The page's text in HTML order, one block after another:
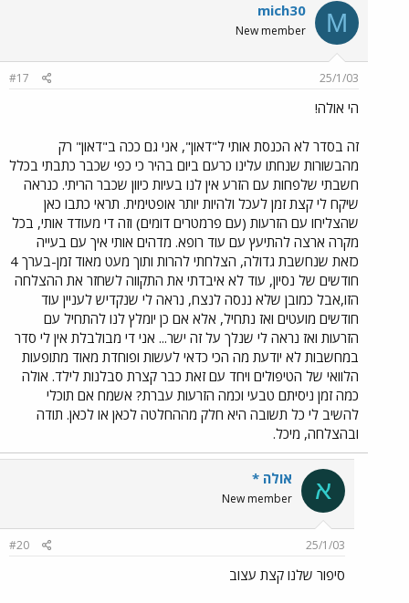
M
mich30
New member
25/1/03
#17
הי אולה!
זה בסדר לא הכנסת אותי ל"דאון", אני גם ככה ב"דאון" רק
מהבשורות שנחתו עלינו כרעם ביום בהיר כי כפי שכבר כתבתי בכלל
חשבתי שלפחות עם הזרע אין לנו בעיות כיוון שכבר הריתי. כנראה
שיקח לי קצת זמן לעכל ולהיות יותר אופטימית. תראי כתבו כאן
שהצליחו עם הזרעות (עם פרמטרים דומים) וזה די מעודד אותי, בכל
מקרה ארצה להתיעץ עם עוד רופא. מדהים אותי איך עם בעייה
כזאת שנחשבת גדולה, הצלחתי להרות ותוך מעט מאוד זמן-בערך 4
חודשים של נסיון, עוד לא איבדתי את התקווה לשחזר את ההצלחה
הזו,אבל כמובן שלא ננסה לנצח, נראה לי שנקדיש לעניין עוד
חודשים מועטים ואז נתחיל, אלא אם כן יומלץ לנו להתחיל עם
הזרעות ואז נראה לי שנלך על זה ישר... אני די מבולבלת אין לי סדר
במחשבות לא יודעת מה הכי כדאי לעשות ופוחדת מאוד מתופעות
הלוואי של הטיפולים ויחד עם זאת כבר קצרת סבלנות לילד. אולה
כמה זמן ניסיתם טבעי וכמה הזרעות עברת? אשמח אם תוכלי
להשיב לי כל תשובה היא חלק מההחלטה לכאן או לכאן. תודה
ובהצלחה, מיכל.
א אולה *
New member
25/1/03
#20
סיפור שלנו קצת עצוב